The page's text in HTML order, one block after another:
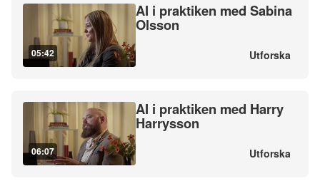
05:42
AI i praktiken med Sabina
Olsson
Utforska
06:07
AI i praktiken med Harry
Harrysson
Utforska